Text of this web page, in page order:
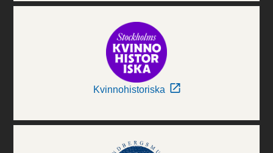
Kvinnohistoriska